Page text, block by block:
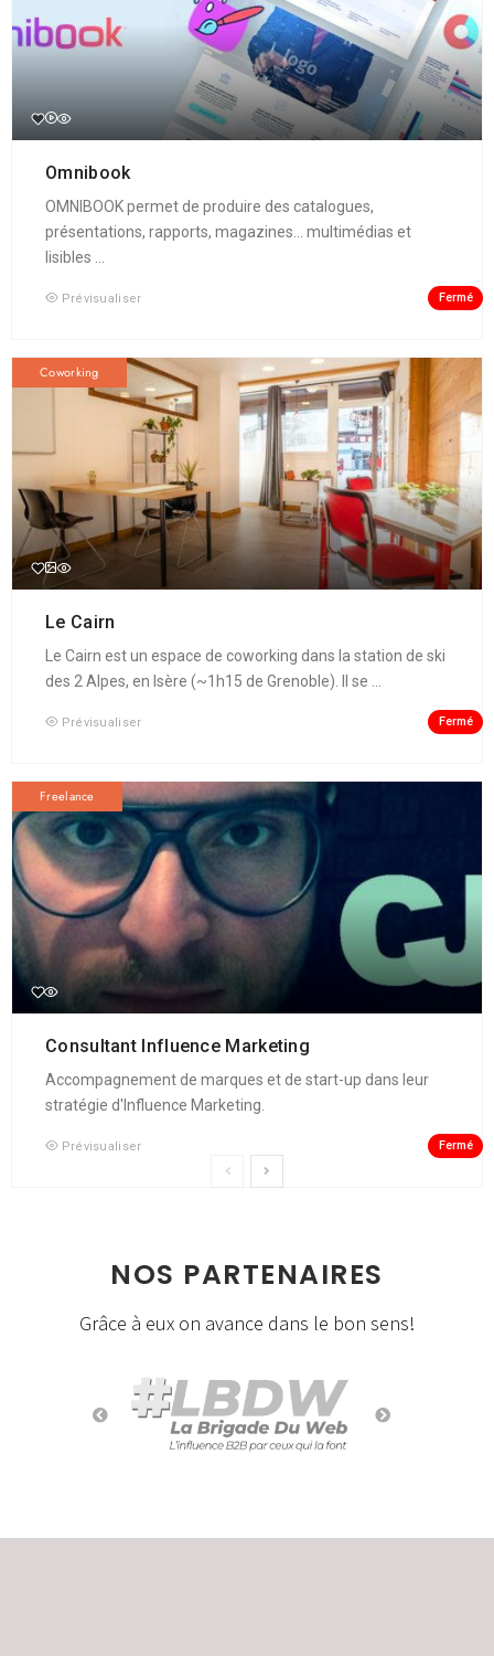
Omnibook
OMNIBOOK permet de produire des catalogues,
présentations, rapports, magazines... multimédias et
lisibles ...
Prévisualiser Fermé
Coworking
Le Cairn
Le Cairn est un espace de coworking dans la station de ski
des 2 Alpes, en Isère (~1h15 de Grenoble). Il se ...
Prévisualiser Fermé
Freelance
Consultant Influence Marketing
Accompagnement de marques et de start-up dans leur
stratégie d'Influence Marketing.
Prévisualiser Fermé
NOS PARTENAIRES
Grâce à eux on avance dans le bon sens!